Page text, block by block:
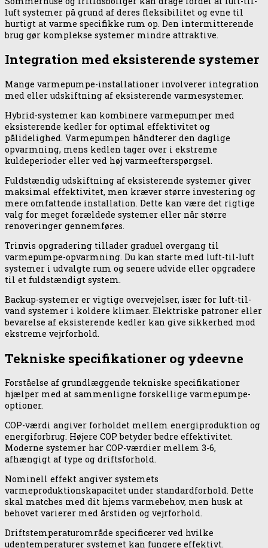
luft systemer på grund af deres fleksibilitet og evne til
hurtigt at varme specifikke rum op. Den intermitterende
brug gør komplekse systemer mindre attraktive.
Integration med eksisterende systemer
Mange varmepumpe-installationer involverer integration
med eller udskiftning af eksisterende varmesystemer.
Hybrid-systemer kan kombinere varmepumper med
eksisterende kedler for optimal effektivitet og
pålidelighed. Varmepumpen håndterer den daglige
opvarmning, mens kedlen tager over i ekstreme
kuldeperioder eller ved høj varmeefterspørgsel.
Fuldstændig udskiftning af eksisterende systemer giver
maksimal effektivitet, men kræver større investering og
mere omfattende installation. Dette kan være det rigtige
valg for meget forældede systemer eller når større
renoveringer gennemføres.
Trinvis opgradering tillader graduel overgang til
varmepumpe-opvarmning. Du kan starte med luft-til-luft
systemer i udvalgte rum og senere udvide eller opgradere
til et fuldstændigt system.
Backup-systemer er vigtige overvejelser, især for luft-til-
vand systemer i koldere klimaer. Elektriske patroner eller
bevarelse af eksisterende kedler kan give sikkerhed mod
ekstreme vejrforhold.
Tekniske specifikationer og ydeevne
Forståelse af grundlæggende tekniske specifikationer
hjælper med at sammenligne forskellige varmepumpe-
optioner.
COP-værdi angiver forholdet mellem energiproduktion og
energiforbrug. Højere COP betyder bedre effektivitet.
Moderne systemer har COP-værdier mellem 3-6,
afhængigt af type og driftsforhold.
Nominell effekt angiver systemets
varmeproduktionskapacitet under standardforhold. Dette
skal matches med dit hjems varmebehov, men husk at
behovet varierer med årstiden og vejrforhold.
Driftstemperaturområde specificerer ved hvilke
udentemperaturer systemet kan fungere effektivt.